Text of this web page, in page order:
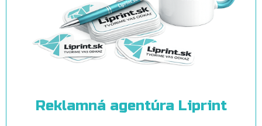
Reklamná agentúra Liprint